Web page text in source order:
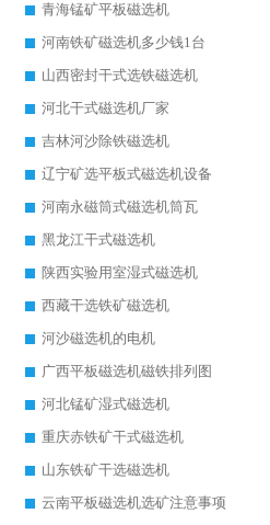
青海锰矿平板磁选机
河南铁矿磁选机多少钱1台
山西密封干式选铁磁选机
河北干式磁选机厂家
吉林河沙除铁磁选机
辽宁矿选平板式磁选机设备
河南永磁筒式磁选机筒瓦
黑龙江干式磁选机
陕西实验用室湿式磁选机
西藏干选铁矿磁选机
河沙磁选机的电机
广西平板磁选机磁铁排列图
河北锰矿湿式磁选机
重庆赤铁矿干式磁选机
山东铁矿干选磁选机
云南平板磁选机选矿注意事项